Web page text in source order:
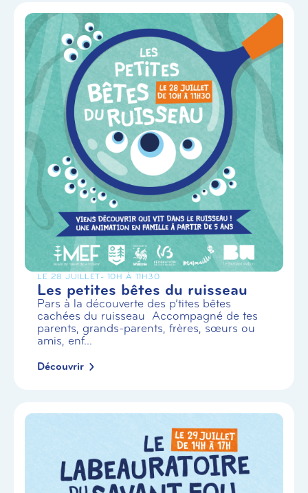
LE 28 JUILLET- 10H À 11H30
Les petites bêtes du ruisseau
Pars à la découverte des p’tites bêtes
cachées du ruisseau Accompagné de tes
parents, grands-parents, frères, sœurs ou
amis, enf...
Découvrir